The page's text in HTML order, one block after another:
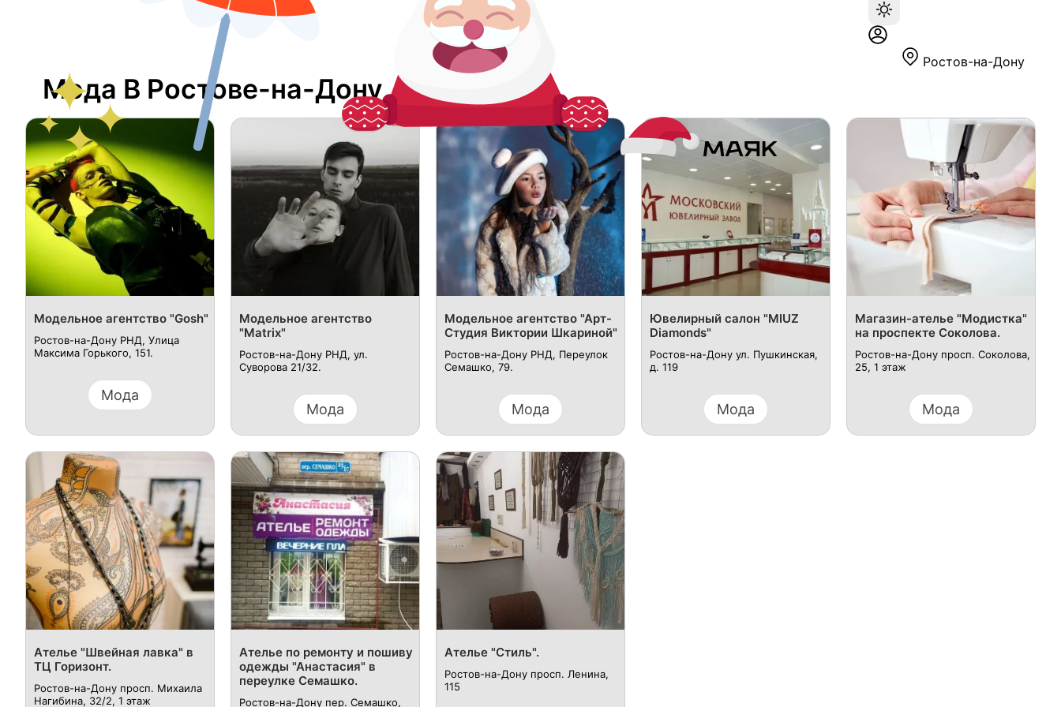
Ростов-на-Дону
Мода В Ростове-на-Дону
Модельное агентство "Gosh"
Ростов-на-Дону РНД, Улица
Максима Горького, 151.
Мода
Модельное агентство
"Matrix"
Ростов-на-Дону РНД, ул.
Суворова 21/32.
Мода
Модельное агентство "Арт-
Студия Виктории Шкариной"
Ростов-на-Дону РНД, Переулок
Семашко, 79.
Мода
Ювелирный салон "MIUZ
Diamonds"
Ростов-на-Дону ул. Пушкинская,
д. 119
Мода
Магазин-ателье "Модистка"
на проспекте Соколова.
Ростов-на-Дону просп. Соколова,
25, 1 этаж
Мода
Ателье "Швейная лавка" в
ТЦ Горизонт.
Ростов-на-Дону просп. Михаила
Нагибина, 32/2, 1 этаж
Ателье по ремонту и пошиву
одежды "Анастасия" в
переулке Семашко.
Ростов-на-Дону пер. Семашко,
Ателье "Стиль".
Ростов-на-Дону просп. Ленина,
115